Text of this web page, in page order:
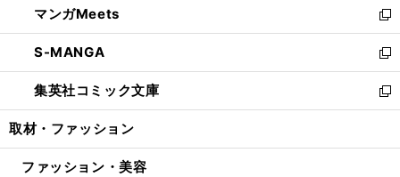
く
で
開
く
ド
ウ
で
開
く
ィ
ン
ド
ウ
で
開
い
ウ
ィ
ン
ド
ウ
開
マンガMeets
新
し
い
ウ
ィ
ン
ウ
S-MANGA
新
し
い
ウ
ン
集英社コミック文庫
新
し
ウ
取材・ファッション
ファッション・美容